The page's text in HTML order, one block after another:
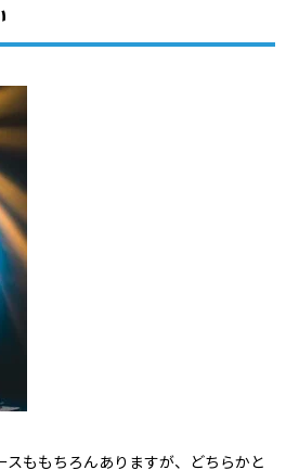
ももちろんありますが、どちらかと